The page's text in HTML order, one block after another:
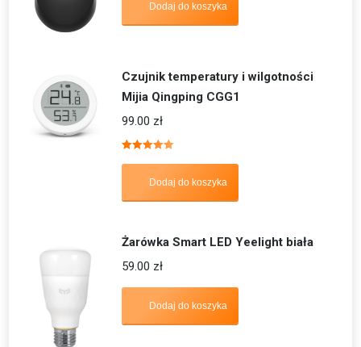
Dodaj do koszyka
Czujnik temperatury i wilgotności
Mijia Qingping CGG1
99.00 zł
Dodaj do koszyka
Żarówka Smart LED Yeelight biała
59.00 zł
Dodaj do koszyka